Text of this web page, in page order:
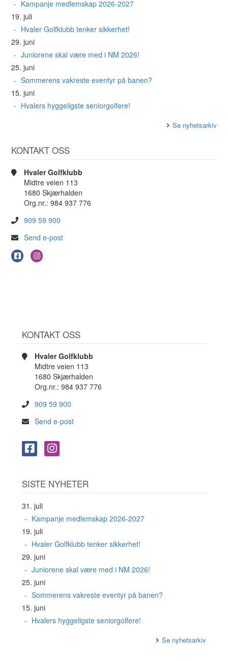
Kampanje medlemskap 2026-2027
19. juli
Hvaler Golfklubb tenker sikkerhet!
29. juni
Juniorene skal være med i NM 2026!
25. juni
Sommerens vakreste eventyr på banen?
15. juni
Hvalers hyggeligste seniorgolfere!
Se nyhetsarkiv
KONTAKT OSS
Hvaler Golfklubb
Midtre veien 113
1680 Skjærhalden
Org.nr.: 984 937 776
909 59 900
Send e-post
KONTAKT OSS
Hvaler Golfklubb
Midtre veien 113
1680 Skjærhalden
Org.nr.: 984 937 776
909 59 900
Send e-post
SISTE NYHETER
31. juli
Kampanje medlemskap 2026-2027
19. juli
Hvaler Golfklubb tenker sikkerhet!
29. juni
Juniorene skal være med i NM 2026!
25. juni
Sommerens vakreste eventyr på banen?
15. juni
Hvalers hyggeligste seniorgolfere!
Se nyhetsarkiv